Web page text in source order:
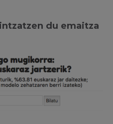
du emaitza